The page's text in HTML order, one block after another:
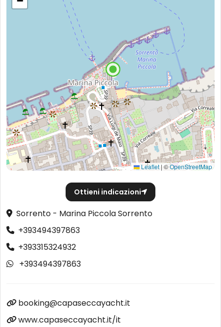
Leaflet | ©OpenStreetMap
Ottieni indicazioni
Sorrento - Marina Piccola Sorrento
+393494397863
+393315324932
+393494397863
booking@capaseccayacht.it
www.capaseccayacht.it/it